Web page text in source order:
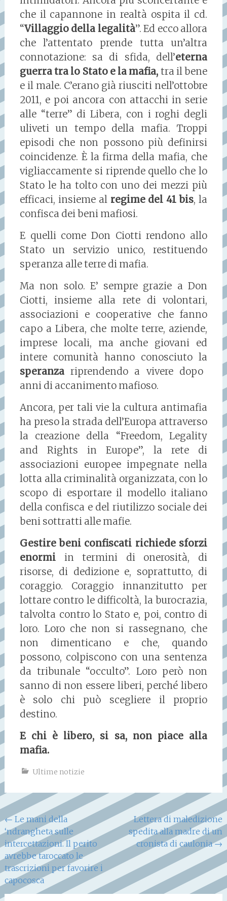
che il capannone in realtà ospita il cd.
“Villaggio della legalità”. Ed ecco allora
che l’attentato prende tutta un’altra
connotazione: sa di sfida, dell’eterna
guerra tra lo Stato e la mafia, tra il bene
e il male. C’erano già riusciti nell’ottobre
2011, e poi ancora con attacchi in serie
alle “terre” di Libera, con i roghi degli
uliveti un tempo della mafia. Troppi
episodi che non possono più definirsi
coincidenze. È la firma della mafia, che
vigliaccamente si riprende quello che lo
Stato le ha tolto con uno dei mezzi più
efficaci, insieme al regime del 41 bis, la
confisca dei beni mafiosi.
E quelli come Don Ciotti rendono allo
Stato un servizio unico, restituendo
speranza alle terre di mafia.
Ma non solo. E’ sempre grazie a Don
Ciotti, insieme alla rete di volontari,
associazioni e cooperative che fanno
capo a Libera, che molte terre, aziende,
imprese locali, ma anche giovani ed
intere comunità hanno conosciuto la
speranzariprendendo a vivere dopo
anni di accanimento mafioso.
Ancora, per tali vie la cultura antimafia
ha preso la strada dell’Europa attraverso
la creazione della “Freedom, Legality
and Rights in Europe”, la rete di
associazioni europee impegnate nella
lotta alla criminalità organizzata, con lo
scopo di esportare il modello italiano
della confisca e del riutilizzo sociale dei
beni sottratti alle mafie.
Gestire beni confiscati richiede sforzi
enormiin termini di onerosità, di
risorse, di dedizione e, soprattutto, di
coraggio. Coraggio innanzitutto per
lottare contro le difficoltà, la burocrazia,
talvolta contro lo Stato e, poi, contro di
loro. Loro che non si rassegnano, che
non dimenticano e che, quando
possono, colpiscono con una sentenza
da tribunale “occulto”. Loro però non
sanno di non essere liberi, perché libero
è solo chi può scegliere il proprio
destino.
E chi è libero, si sa, non piace alla
mafia.
Ultime notizie
Navigazione
articoli
←Le mani della
‘ndrangheta sulle
intercettazioni. Il perito
avrebbe taroccato le
trascrizioni per favorire i
capocosca
Lettera di maledizione
spedita alla madre di un
cronista di caulonia→